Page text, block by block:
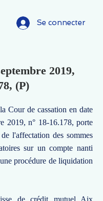
Se connecter
2019,
, (P)
Cour de cassation en date
2019, n° 18-16.178, porte
l'affectation des sommes
sur un compte nanti
procédure de liquidation
de crédit mutuel Aix